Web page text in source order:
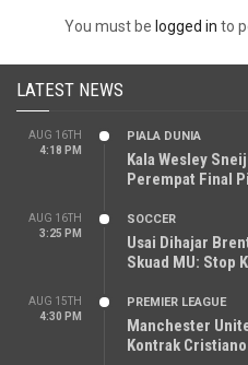
You must be logged in to
LATEST NEWS
AUG 16TH
4:18 PM
PIALA DUNIA
Kala Wesley
Perempat Final
AUG 16TH
3:25 PM
SOCCER
Usai Dihajar
Skuad MU: Stop
AUG 15TH
4:30 PM
PREMIER LEAGUE
Manchester
Kontrak